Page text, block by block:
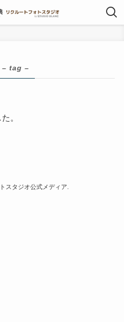
– tag –
。
スタジオ公式メディア.